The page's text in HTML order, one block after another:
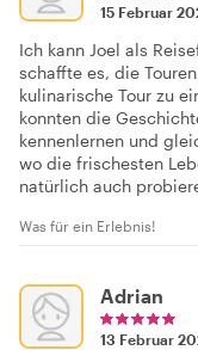
15 Februar
Ich kann Joel als
schaffte es, die
kulinarische Tour zu
konnten die
kennenlernen und
wo die frischesten
natürlich auch
Was für ein Erlebnis!
Adrian
13 Februar